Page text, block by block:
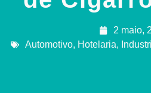
2 maio,
Automotivo, Hotelaria,